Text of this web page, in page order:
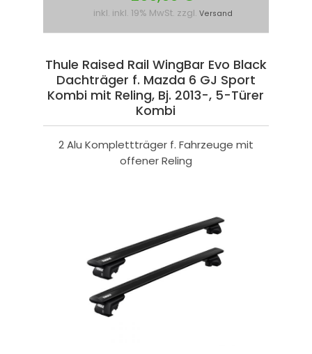
inkl. inkl. 19% MwSt. zzgl. Versand
Thule Raised Rail WingBar Evo Black
Dachträger f. Mazda 6 GJ Sport
Kombi mit Reling, Bj. 2013-, 5-Türer
Kombi
2 Alu Komplettträger f. Fahrzeuge mit
offener Reling